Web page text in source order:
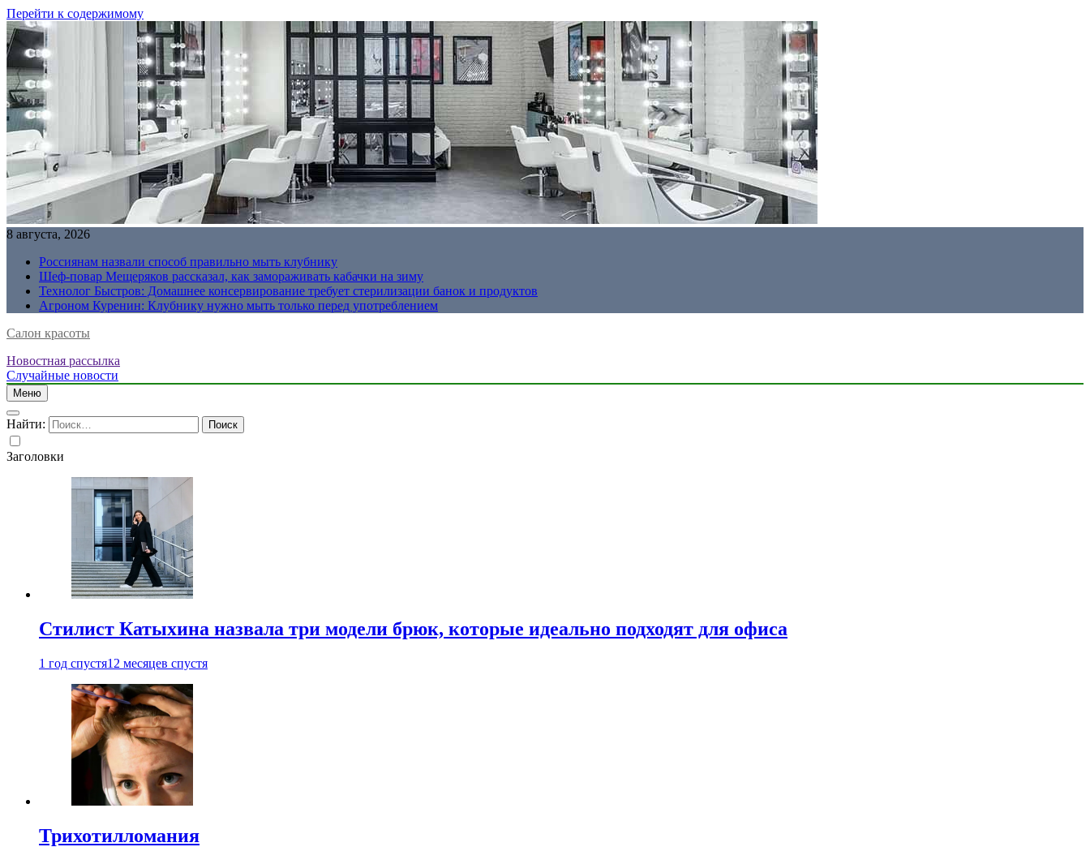
Перейти к содержимому
8 августа, 2026
Россиянам назвали способ правильно мыть клубнику
Шеф-повар Мещеряков рассказал, как замораживать кабачки на зиму
Технолог Быстров: Домашнее консервирование требует стерилизации банок и продуктов
Агроном Куренин: Клубнику нужно мыть только перед употреблением
Салон красоты
Новостная рассылка
Случайные новости
Меню
Найти:
Заголовки
Стилист Катыхина назвала три модели брюк, которые идеально подходят для офиса
1 год спустя12 месяцев спустя
Трихотилломания